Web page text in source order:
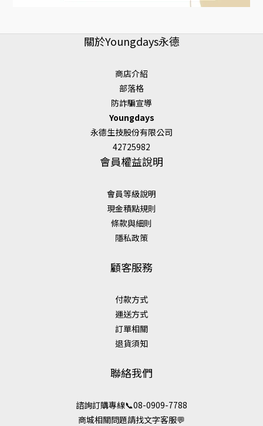
關於Youngdays永德
商店介紹
部落格
防詐騙宣導
Youngdays
永德生技股份有限公司
42725982
會員權益說明
會員等級說明
現金積點規則
條款與細則
隱私政策
顧客服務
付款方式
運送方式
訂單相關
退貨須知
聯絡我們
諮詢訂購專線📞08-0909-7788
商城相關問題請找文字客服💬